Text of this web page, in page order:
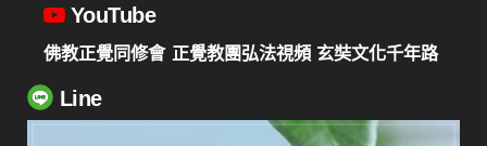
YouTube
佛教正覺同修會 正覺教團弘法視頻 玄奘文化千年路
Line